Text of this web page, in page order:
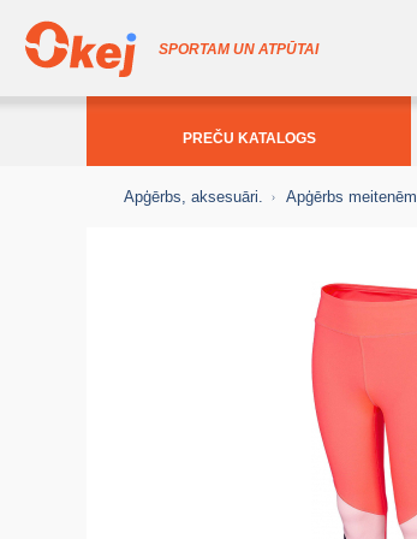
SPORTAM UN ATPŪTAI
PREČU KATALOGS
Apģērbs, aksesuāri. Apģērbs meitenēm